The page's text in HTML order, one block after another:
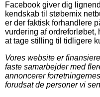
Facebook giver dig
kendskab til støbemix
er der faktisk forhandlere
vurdering af ordreforløbet,
at tage stilling til tidligere
Vores website er
faste samarbejder med
annoncerer
forudsat de personer vi